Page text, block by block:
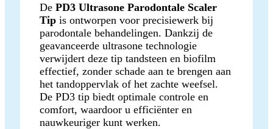
De PD3 Ultrasone Parodontale Scaler
Tip is ontworpen voor precisiewerk bij
parodontale behandelingen. Dankzij de
geavanceerde ultrasone technologie
verwijdert deze tip tandsteen en biofilm
effectief, zonder schade aan te brengen aan
het tandoppervlak of het zachte weefsel.
De PD3 tip biedt optimale controle en
comfort, waardoor u efficiënter en
nauwkeuriger kunt werken.